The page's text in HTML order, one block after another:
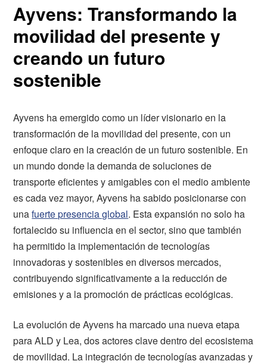
Ayvens: Transformando la
movilidad del presente y
creando un futuro
sostenible
Ayvens ha emergido como un líder visionario en la
transformación de la movilidad del presente, con un
enfoque claro en la creación de un futuro sostenible. En
un mundo donde la demanda de soluciones de
transporte eficientes y amigables con el medio ambiente
es cada vez mayor, Ayvens ha sabido posicionarse con
unafuerte presencia global. Esta expansión no solo ha
fortalecido su influencia en el sector, sino que también
ha permitido la implementación de tecnologías
innovadoras y sostenibles en diversos mercados,
contribuyendo significativamente a la reducción de
emisiones y a la promoción de prácticas ecológicas.
La evolución de Ayvens ha marcado una nueva etapa
para ALD y Lea, dos actores clave dentro del ecosistema
de movilidad. La integración de tecnologías avanzadas y